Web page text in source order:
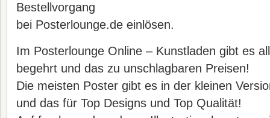
Bestellvorgang
bei Posterlounge.de einlösen.
Im Posterlounge Online – Kunstladen gibt es
begehrt und das zu unschlagbaren Preisen!
Die meisten Poster gibt es in der kleinen
und das für Top Designs und Top Qualität!